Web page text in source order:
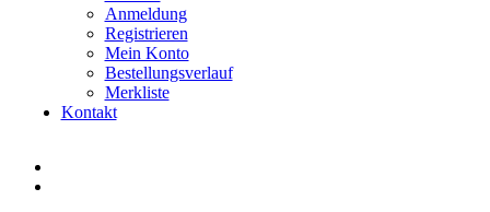
Anmeldung
Registrieren
Mein Konto
Bestellungsverlauf
Merkliste
Kontakt